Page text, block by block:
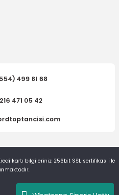
499 81 68
471 05 42
kartı bilgileriniz 256bit SSL sertifikası ile